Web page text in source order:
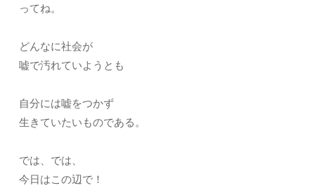
ってね。
どんなに社会が
嘘で汚れていようとも
自分には嘘をつかず
生きていたいものである。
では、では、
今日はこの辺で！